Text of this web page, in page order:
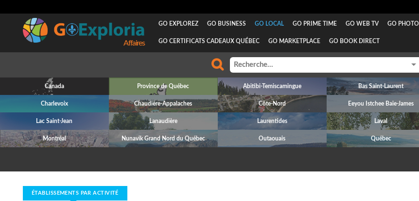
Attraits
GO EXPLOREZ GO BUSINESS GO LOCAL GO PRIME TIME GO WEB TV GO
GO CERTIFICATS CADEAUX QUÉBEC GO MARKETPLACE GO BOOK DIRECT
Canada Province de Québec Abitibi-Temiscamingue Bas Saint-Laurent
Charlevoix Chaudière-Appalaches Côte-Nord Eeyou Istchee Baie-James
Lac Saint-Jean Lanaudière Laurentides Laval
Montréal Nunavik Grand Nord du Québec Outaouais Québec
ÉTABLISSEMENTS PAR ACTIVITÉ